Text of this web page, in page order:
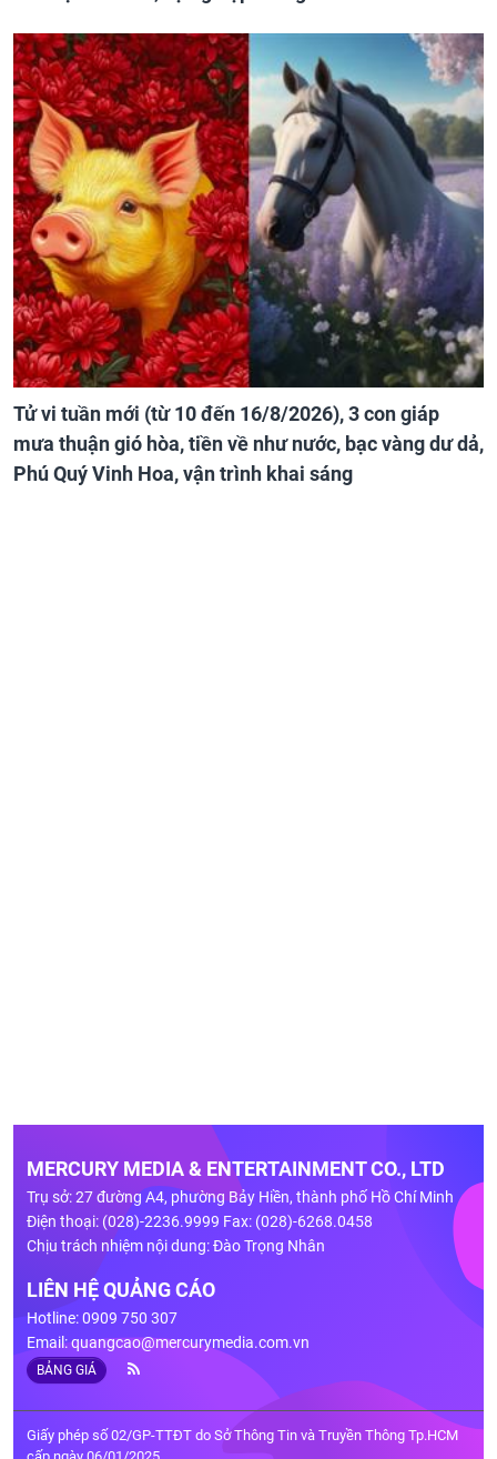
Tử vi tuần mới (từ 10 đến 16/8/2026), 3 con giáp
mưa thuận gió hòa, tiền về như nước, bạc vàng dư dả,
Phú Quý Vinh Hoa, vận trình khai sáng
MERCURY MEDIA & ENTERTAINMENT CO., LTD
Trụ sở: 27 đường A4, phường Bảy Hiền, thành phố Hồ Chí Minh
Điện thoại: (028)-2236.9999 Fax: (028)-6268.0458
Chịu trách nhiệm nội dung: Đào Trọng Nhân
LIÊN HỆ QUẢNG CÁO
Hotline: 0909 750 307
Email:quangcao@mercurymedia.com.vn
BẢNG GIÁ
Giấy phép số 02/GP-TTĐT do Sở Thông Tin và Truyền Thông Tp.HCM